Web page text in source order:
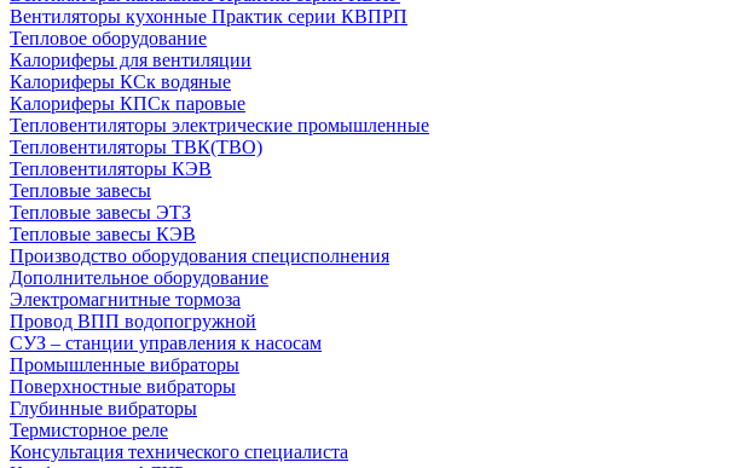
Вентиляторы кухонные Практик серии КВПРП
Тепловое оборудование
Калориферы для вентиляции
Калориферы КСк водяные
Калориферы КПСк паровые
Тепловентиляторы электрические промышленные
Тепловентиляторы ТВК(ТВО)
Тепловентиляторы КЭВ
Тепловые завесы
Тепловые завесы ЭТЗ
Тепловые завесы КЭВ
Производство оборудования специсполнения
Дополнительное оборудование
Электромагнитные тормоза
Провод ВПП водопогружной
СУЗ – станции управления к насосам
Промышленные вибраторы
Поверхностные вибраторы
Глубинные вибраторы
Термисторное реле
Консультация технического специалиста